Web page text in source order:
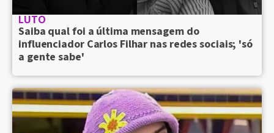
LUTO
Saiba qual foi a última mensagem do
influenciador Carlos Filhar nas redes sociais; 'só
a gente sabe'